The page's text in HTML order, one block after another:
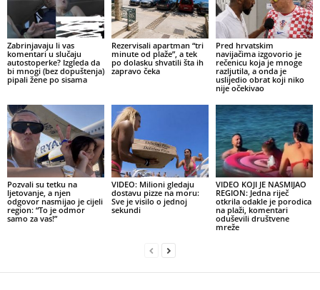
Zabrinjavaju li vas
komentari u slučaju
autostoperke? Izgleda da
bi mnogi (bez dopuštenja)
pipali žene po sisama
Rezervisali apartman “tri
minute od plaže”, a tek
po dolasku shvatili šta ih
zapravo čeka
Pred hrvatskim
navijačima izgovorio je
rečenicu koja je mnoge
razljutila, a onda je
uslijedio obrat koji niko
nije očekivao
Pozvali su tetku na
ljetovanje, a njen
odgovor nasmijao je cijeli
region: “To je odmor
samo za vas!”
VIDEO: Milioni gledaju
dostavu pizze na moru:
Sve je visilo o jednoj
sekundi
VIDEO KOJI JE NASMIJAO
REGION: Jedna riječ
otkrila odakle je porodica
na plaži, komentari
oduševili društvene
mreže